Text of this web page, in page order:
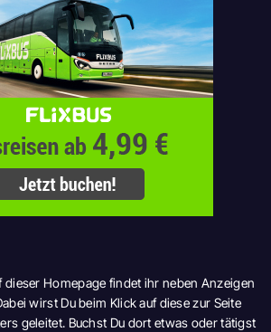
dieser Homepage findet ihr neben Anzeigen
wirst Du beim Klick auf diese zur Seite
geleitet. Buchst Du dort etwas oder tätigst